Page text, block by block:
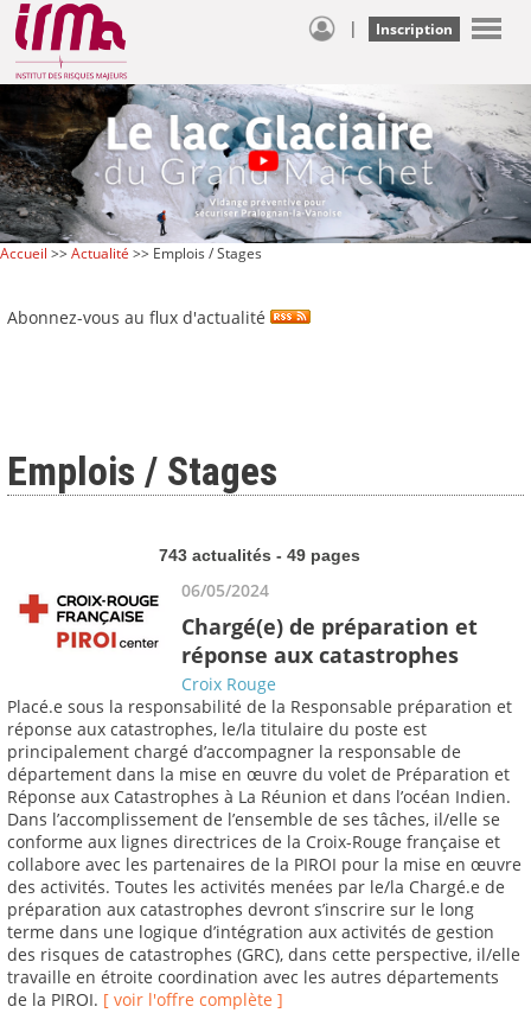
| Inscription
Accueil >>Actualité >> Emplois / Stages
Abonnez-vous au flux d'actualité
Emplois / Stages
743 actualités - 49 pages
06/05/2024
Chargé(e) de préparation et
réponse aux catastrophes
Croix Rouge
Placé.e sous la responsabilité de la Responsable préparation et
réponse aux catastrophes, le/la titulaire du poste est
principalement chargé d’accompagner la responsable de
département dans la mise en œuvre du volet de Préparation et
Réponse aux Catastrophes à La Réunion et dans l’océan Indien.
Dans l’accomplissement de l’ensemble de ses tâches, il/elle se
conforme aux lignes directrices de la Croix-Rouge française et
collabore avec les partenaires de la PIROI pour la mise en œuvre
des activités. Toutes les activités menées par le/la Chargé.e de
préparation aux catastrophes devront s’inscrire sur le long
terme dans une logique d’intégration aux activités de gestion
des risques de catastrophes (GRC), dans cette perspective, il/elle
travaille en étroite coordination avec les autres départements
de la PIROI. [ voir l'offre complète ]